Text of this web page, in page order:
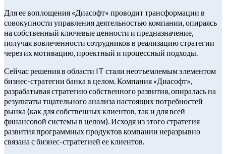
Для ее воплощения «Диасофт» проводит трансформации в
совокупности управления деятельностью компании, опираясь
на собственный ключевые ценности и предназначение,
получая вовлеченности сотрудников в реализацию стратегии
через их мотивацию, проектный и процессный подходы.
Сейчас решения в области IT стали неотъемлемым элементом
бизнес-стратегии банка в целом. Компания «Диасофт»,
разрабатывая стратегию собственного развития, опиралась на
результаты тщательного анализа настоящих потребностей
рынка (как для собственных клиентов, так и для всей
финансовой системы в целом). Исходя из этого стратегия
развития программных продуктов компании неразрывно
связана с бизнес-стратегией ее клиентов.